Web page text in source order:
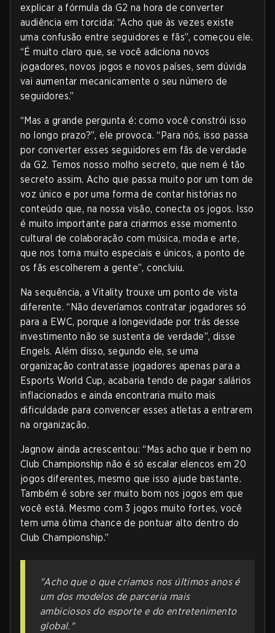
explicar a fórmula da G2 na hora de converter
audiência em torcida: “Acho que às vezes existe
uma confusão entre seguidores e fãs”, começou ele.
“É muito claro que, se você adiciona novos
jogadores, novos jogos e novos países, sem dúvida
vai aumentar mecanicamente o seu número de
seguidores.”
“Mas a grande pergunta é: como você constrói isso
no longo prazo?”, ele provoca. “Para nós, isso passa
por converter esses seguidores em fãs de verdade
da G2. Temos nosso molho secreto, que nem é tão
secreto assim. Acho que passa muito por um tom de
voz único e por uma forma de contar histórias no
conteúdo que, na nossa visão, conecta os jogos. Isso
é muito importante para criarmos esse momento
cultural de colaboração com música, moda e arte,
que nos torna muito especiais e únicos, a ponto de
os fãs escolherem a gente”, concluiu.
Na sequência, a Vitality trouxe um ponto de vista
diferente. “Não deveríamos contratar jogadores só
para a EWC, porque a longevidade por trás desse
investimento não se sustenta de verdade”, disse
Engels. Além disso, segundo ele, se uma
organização contratasse jogadores apenas para a
Esports World Cup, acabaria tendo de pagar salários
inflacionados e ainda encontraria muito mais
dificuldade para convencer esses atletas a entrarem
na organização.
Jagnow ainda acrescentou: “Mas acho que ir bem no
Club Championship não é só escalar elencos em 20
jogos diferentes, mesmo que isso ajude bastante.
Também é sobre ser muito bom nos jogos em que
você está. Mesmo com 3 jogos muito fortes, você
tem uma ótima chance de pontuar alto dentro do
Club Championship.”
"Acho que o que criamos nos últimos anos é
um dos modelos de parceria mais
ambiciosos do esporte e do entretenimento
global."